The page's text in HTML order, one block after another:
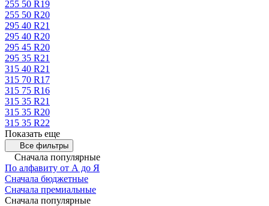
255 50 R19
255 50 R20
295 40 R21
295 40 R20
295 45 R20
295 35 R21
315 40 R21
315 70 R17
315 75 R16
315 35 R21
315 35 R20
315 35 R22
Показать еще
Все фильтры
Сначала популярные
По алфавиту от А до Я
Сначала бюджетные
Сначала премиальные
Сначала популярные